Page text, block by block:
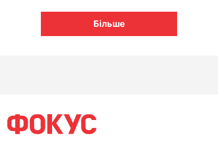
Більше